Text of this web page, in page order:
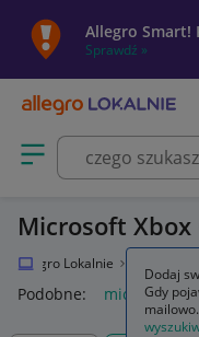
Allegro Smart!
Sprawdź »
Otwórz menu z
Microsoft Xbox
Allegro Lokalnie
Podobne: microsoft
Dodaj
Gdy